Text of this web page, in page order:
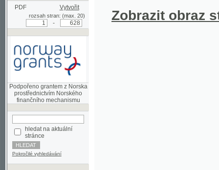
rozsah stran: (max. 20)
Podpořeno grantem z Norska
prostřednictvím Norského
hledat na aktuální
stránce
Pokročilé vyhledávání